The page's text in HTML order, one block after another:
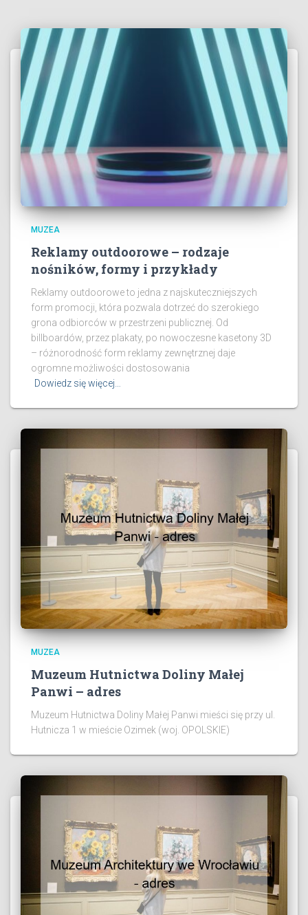
MUZEA
Reklamy outdoorowe – rodzaje
nośników, formy i przykłady
Reklamy outdoorowe to jedna z najskuteczniejszych
form promocji, która pozwala dotrzeć do szerokiego
grona odbiorców w przestrzeni publicznej. Od
billboardów, przez plakaty, po nowoczesne kasetony 3D
– różnorodność form reklamy zewnętrznej daje
ogromne możliwości dostosowania
Dowiedz się więcej…
MUZEA
Muzeum Hutnictwa Doliny Małej
Panwi – adres
Muzeum Hutnictwa Doliny Małej Panwi mieści się przy ul.
Hutnicza 1 w mieście Ozimek (woj. OPOLSKIE)